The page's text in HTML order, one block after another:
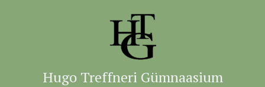
Hugo Treffneri Gümnaasium